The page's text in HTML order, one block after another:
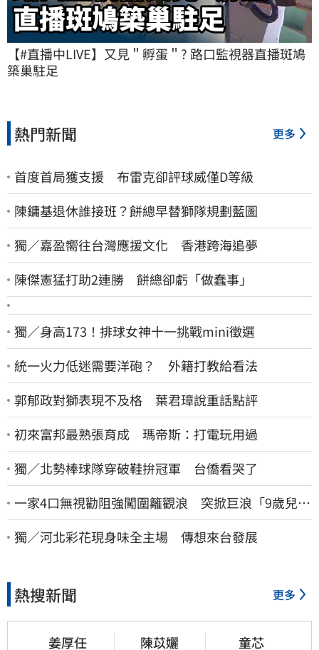
【#直播中LIVE】又見＂孵蛋＂? 路口監視器直播斑鳩
築巢駐足
熱門新聞 更多
首度首局獲支援 布雷克卻評球威僅D等級
陳鏞基退休誰接班？餅總早替獅隊規劃藍圖
獨／嘉盈嚮往台灣應援文化 香港跨海追夢
陳傑憲猛打助2連勝 餅總卻虧「做蠢事」
獨／身高173！排球女神十一挑戰mini徵選
統一火力低迷需要洋砲？ 外籍打教給看法
郭郁政對獅表現不及格 葉君璋說重話點評
初來富邦最熟張育成 瑪帝斯：打電玩用過
獨／北勢棒球隊穿破鞋拚冠軍 台僑看哭了
一家4口無視勸阻強闖圍籬觀浪 突掀巨浪「9歲兒當
場遭捲入海」
獨／河北彩花現身味全主場 傳想來台發展
熱搜新聞 更多
姜厚任 陳苡孋 童芯